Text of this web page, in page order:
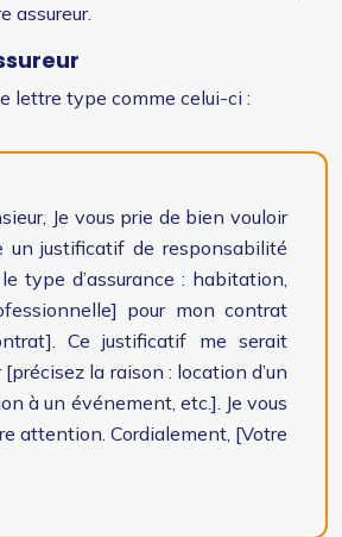
assureur.
lettre type comme celui-ci :
Je vous prie de bien vouloir
un justificatif de responsabilité
type d’assurance : habitation,
pour mon contrat
Ce justificatif me serait
la raison : location d’un
à un événement, etc.]. Je vous
attention. Cordialement, [Votre